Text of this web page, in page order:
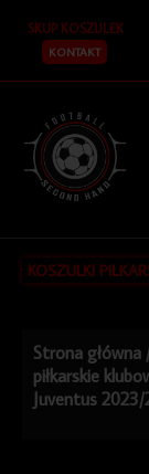
treści
SKUP KOSZULEK
KONTAKT
KOSZULKI
Strona główna
piłkarskie
Juventus